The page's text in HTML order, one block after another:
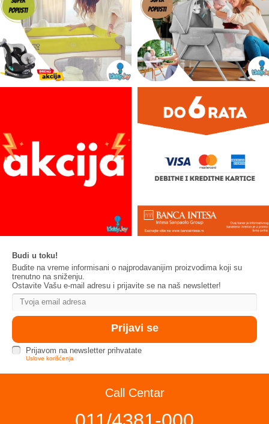
Budi u toku!
Budite na vreme informisani o najprodavanijim proizvodima koji su
trenutno na sniženju.
Ostavite Vašu e-mail adresu i prijavite se na naš newsletter!
Prijavom na newsletter prihvatate
Uslove korišćenja
Call Centar